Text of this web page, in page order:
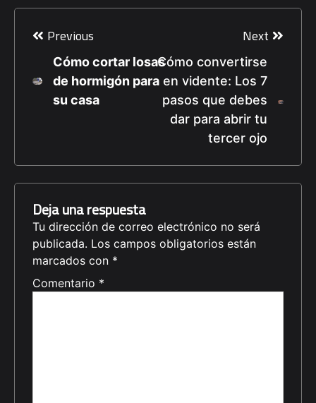
Navegación
entradas
Previous
Cómo cortar losas
de hormigón para
su casa
Next
Cómo convertirse
en vidente: Los 7
pasos que debes
dar para abrir tu
tercer ojo
Deja una respuesta
Tu dirección de correo electrónico no será
publicada. Los campos obligatorios están
marcados con *
Comentario *